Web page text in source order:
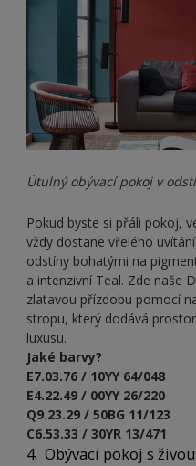
Útulný obývací pokoj v
Pokud byste si přáli pokoj,
vždy dostane vřelého
odstíny bohatými na
a intenzivní Teal. Zde naše
zlatavou přízdobu pomocí
stropu, který dodává
luxusu.
Jaké barvy?
E7.03.76 / 10YY 64/048
E4.22.49 / 00YY 26/220
Q9.23.29 / 50BG 11/123
C6.53.33 / 30YR 13/471
4. Obývací pokoj s